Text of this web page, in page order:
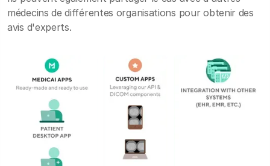
médecins de différentes organisations pour obtenir des
avis d'experts.